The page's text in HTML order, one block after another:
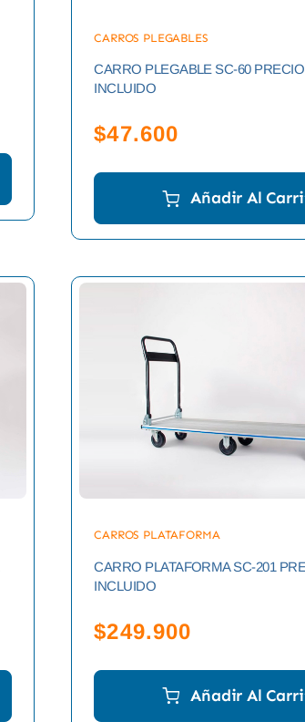
CARROS PLEGABLES
CARRO PLEGABLE SC-60 PRECIO
INCLUIDO
$47.600
Añadir Al
CARROS PLATAFORMA
CARRO PLATAFORMA SC-201
INCLUIDO
$249.900
Añadir Al